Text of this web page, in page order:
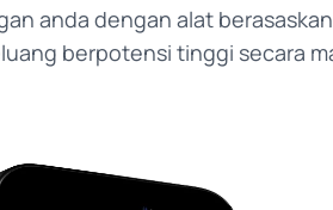
anda dengan alat
berpotensi tinggi secara